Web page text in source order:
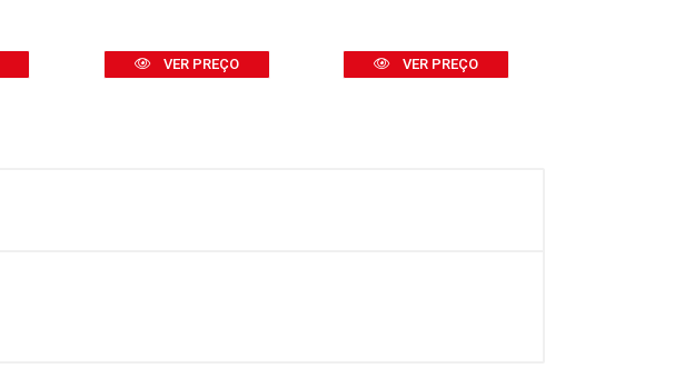
VER PREÇO VER PREÇO